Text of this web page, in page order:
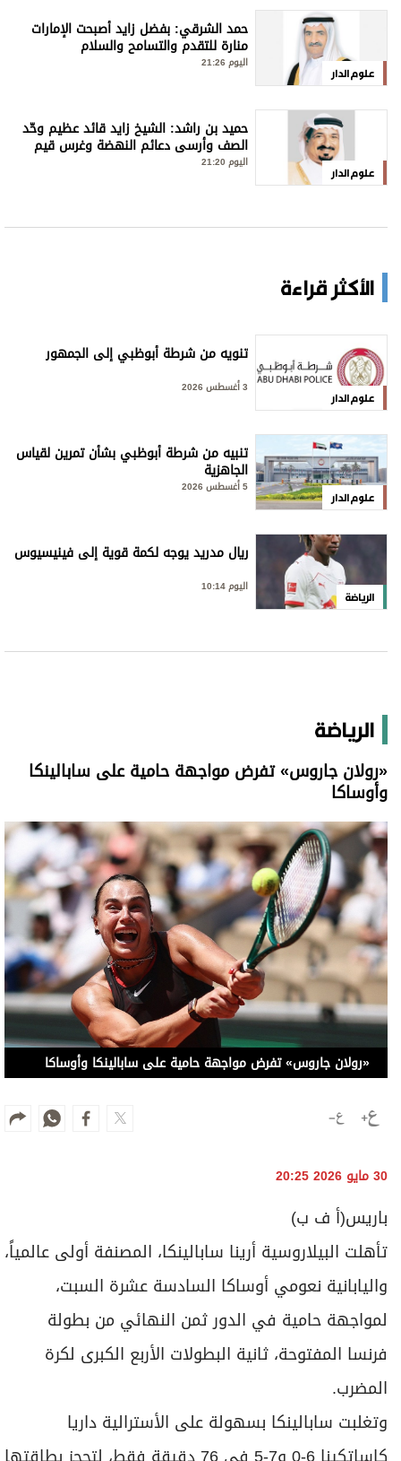
علوم الدار
حمد الشرقي: بفضل زايد أصبحت الإمارات
منارة للتقدم والتسامح والسلام
اليوم 21:26
علوم الدار
حميد بن راشد: الشيخ زايد قائد عظيم وحّد
الصف وأرسى دعائم النهضة وغرس قيم
العطاء والإنسانية
اليوم 21:20
الأكثر قراءة
علوم الدار
تنويه من شرطة أبوظبي إلى الجمهور
علوم الدار
تنبيه من شرطة أبوظبي بشأن تمرين لقياس
الجاهزية
5 أغسطس 2026
الرياضة
ريال مدريد يوجه لكمة قوية إلى فينيسيوس
اليوم 10:14
الرياضة
«رولان جاروس» تفرض مواجهة حامية على سابالينكا
وأوساكا
«رولان جاروس» تفرض مواجهة حامية على سابالينكا وأوساكا
30 مايو 2026 20:25
باريس(أ ف ب)
تأهلت البيلاروسية أرينا سابالينكا، المصنفة أولى عالمياً،
واليابانية نعومي أوساكا السادسة عشرة السبت،
لمواجهة حامية في الدور ثمن النهائي من بطولة
فرنسا المفتوحة، ثانية البطولات الأربع الكبرى لكرة
المضرب.
وتغلبت سابالينكا بسهولة على الأسترالية داريا